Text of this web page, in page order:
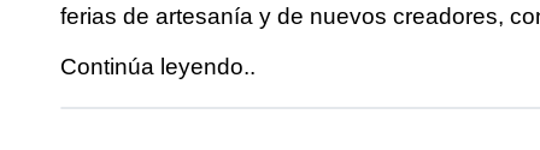
ferias de artesanía y de nuevos creadores,
Continúa leyendo..